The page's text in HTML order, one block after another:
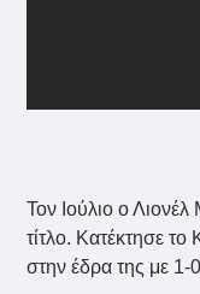
Τον Ιούλιο ο
τίτλο. Κατέκτησε
στην έδρα της με 1-